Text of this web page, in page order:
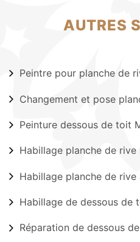
AUTRES
Peintre pour planche de
Changement et pose
Peinture dessous de toit
Habillage planche de rive
Habillage planche de
Habillage de dessous de
Réparation de dessous